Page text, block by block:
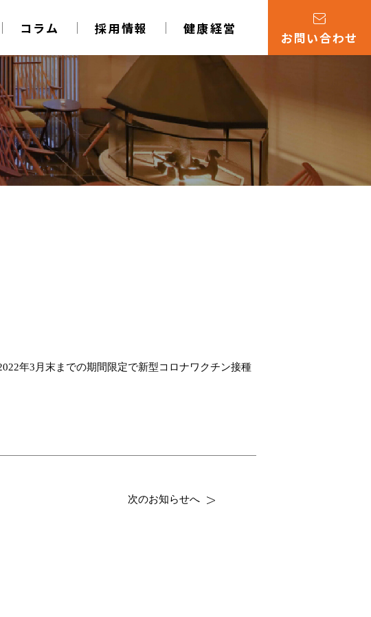
コラム 採用情報 健康経営
お問い合わせ
年3月末までの期間限定で新型コロナワクチン接種
次のお知らせへ